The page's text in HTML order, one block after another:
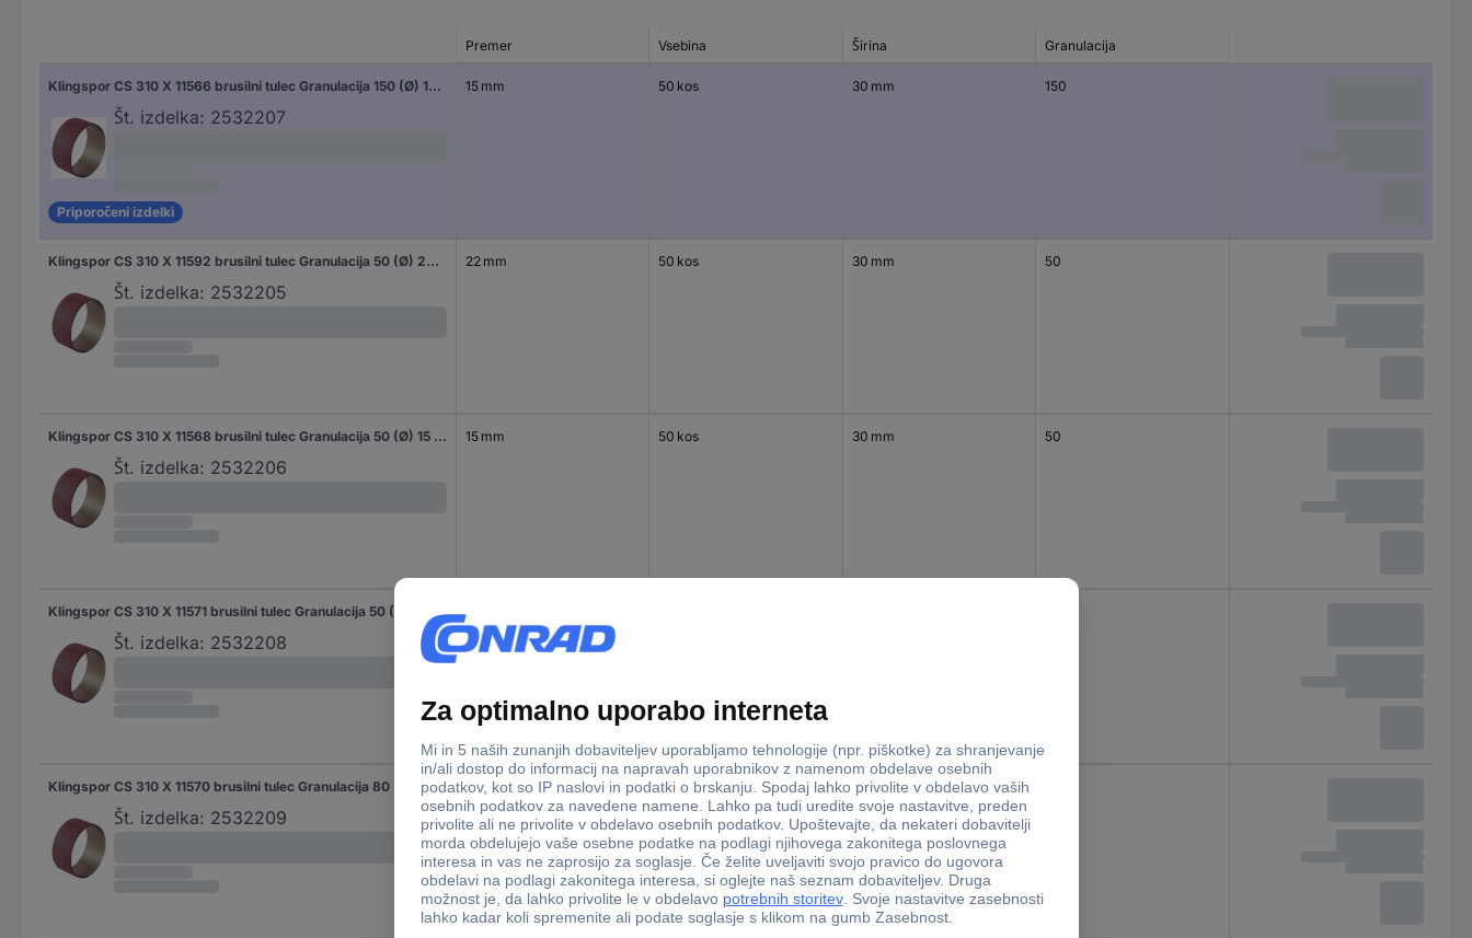
Premer Vsebina Širina Granulacija
Klingspor CS 310 X 11566 brusilni tulec Granulacija 150 (Ø) 15 mm 50 kos
Št. izdelka: 2532207
Priporočeni izdelki
15 mm 50 kos 30 mm 150
Klingspor CS 310 X 11592 brusilni tulec Granulacija 50 (Ø) 22 mm 50 kos
Št. izdelka: 2532205
22 mm 50 kos 30 mm 50
Klingspor CS 310 X 11568 brusilni tulec Granulacija 50 (Ø) 15 mm 50 kos
Št. izdelka: 2532206
15 mm 50 kos 30 mm 50
Klingspor CS 310 X 11571 brusilni tulec Granulacija 50 (Ø) 22 mm 50 kos
Št. izdelka: 2532208
22 mm
Klingspor CS 310 X 11570 brusilni tulec Granulacija 80 (Ø) 22 mm 50 kos
Št. izdelka: 2532209
22 mm 50 kos 20 mm